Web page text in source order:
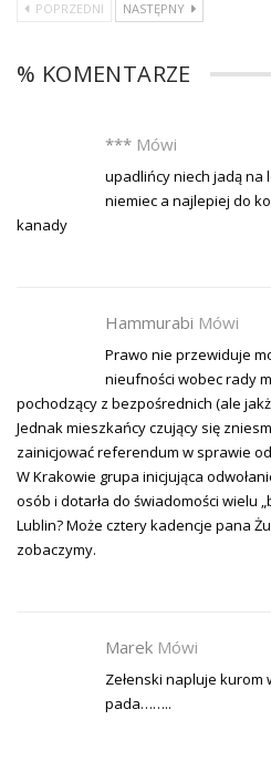
POPRZEDNI NASTĘPNY
% KOMENTARZE
*** Mówi
upadlińcy niech jadą na
niemiec a najlepiej do
kanady
Hammurabi Mówi
Prawo nie przewiduje
nieufności wobec rady
pochodzący z bezpośrednich (ale
Jednak mieszkańcy czujący się
zainicjować referendum w sprawie
W Krakowie grupa inicjująca
osób i dotarła do świadomości wielu
Lublin? Może cztery kadencje pana
zobaczymy.
Marek Mówi
Zełenski napluje kurom
pada……..